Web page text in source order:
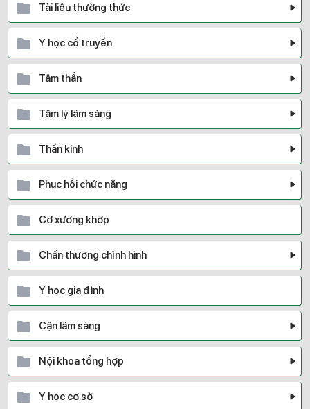
Tài liệu thường thức
Y học cổ truyền
Tâm thần
Tâm lý lâm sàng
Thần kinh
Phục hồi chức năng
Cơ xương khớp
Chấn thương chỉnh hình
Y học gia đình
Cận lâm sàng
Nội khoa tổng hợp
Y học cơ sở